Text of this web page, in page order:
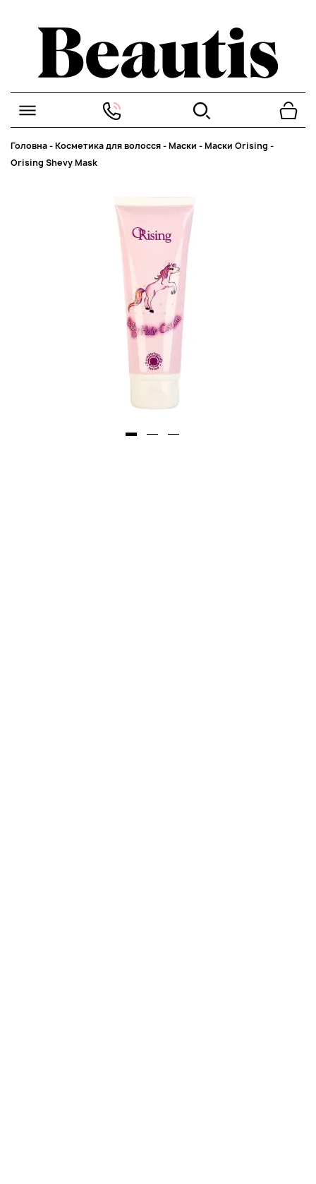
Головна-Косметика для волосся-Маски -Маски Orising -
Orising Shevy Mask